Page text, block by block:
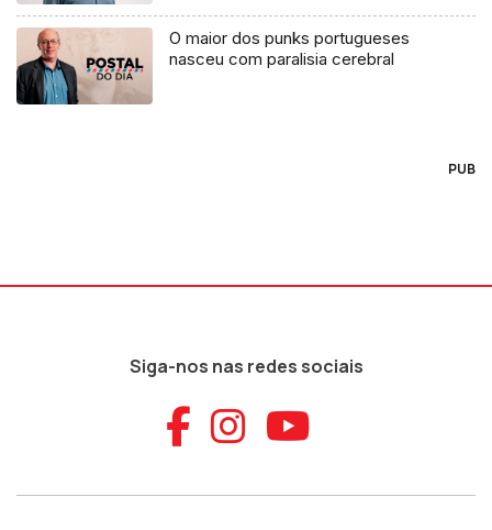
O maior dos punks portugueses
nasceu com paralisia cerebral
PUB
Siga-nos nas redes sociais
Aceder ao
Aceder ao
Aceder